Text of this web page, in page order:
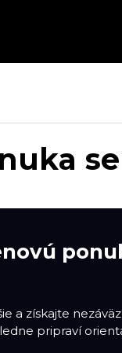
a získajte
pripraví